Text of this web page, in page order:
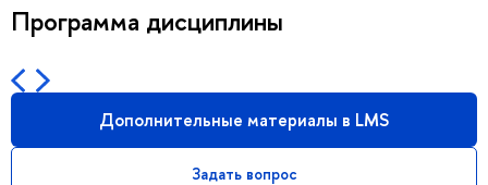
Программа дисциплины
Дополнительные материалы в LMS
Задать вопрос